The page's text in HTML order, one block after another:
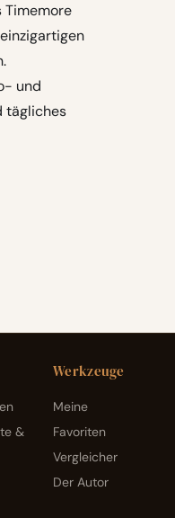
Timemore
und
tägliches
&
Werkzeuge
Meine
Favoriten
Vergleicher
Der Autor